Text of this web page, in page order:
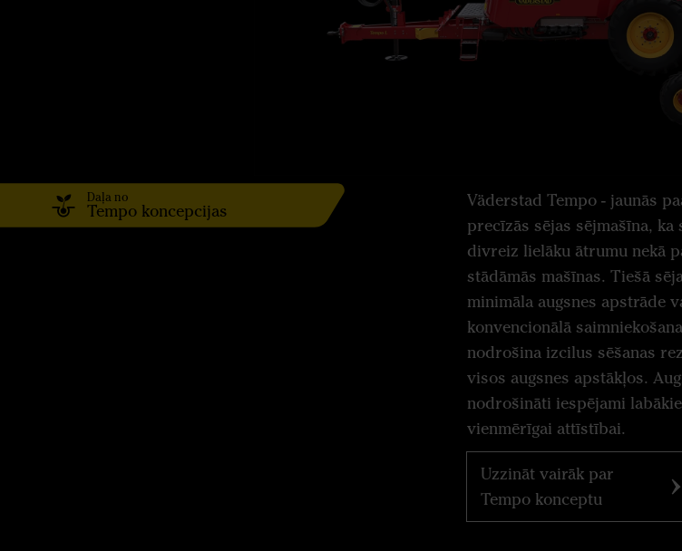
Daļa no
Tempo koncepcijas
Väderstad Tempo - jaunās
precīzās sējas sējmašīna, ka
divreiz lielāku ātrumu nekā
stādāmās mašīnas. Tiešā
minimāla augsnes apstrāde
konvencionālā
nodrošina izcilus sēšanas
visos augsnes apstākļos.
nodrošināti iespējami
vienmērīgai attīstībai.
Uzzināt vairāk par
Tempo konceptu